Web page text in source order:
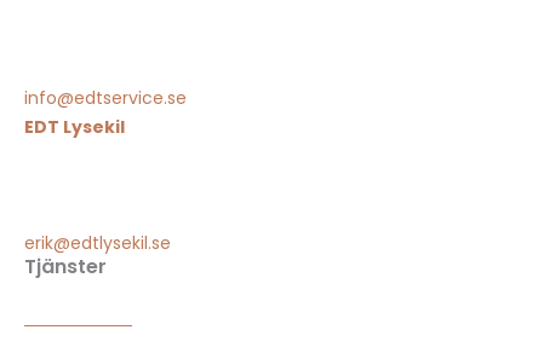
info@edtservice.se
EDT Lysekil
erik@edtlysekil.se
Tjänster